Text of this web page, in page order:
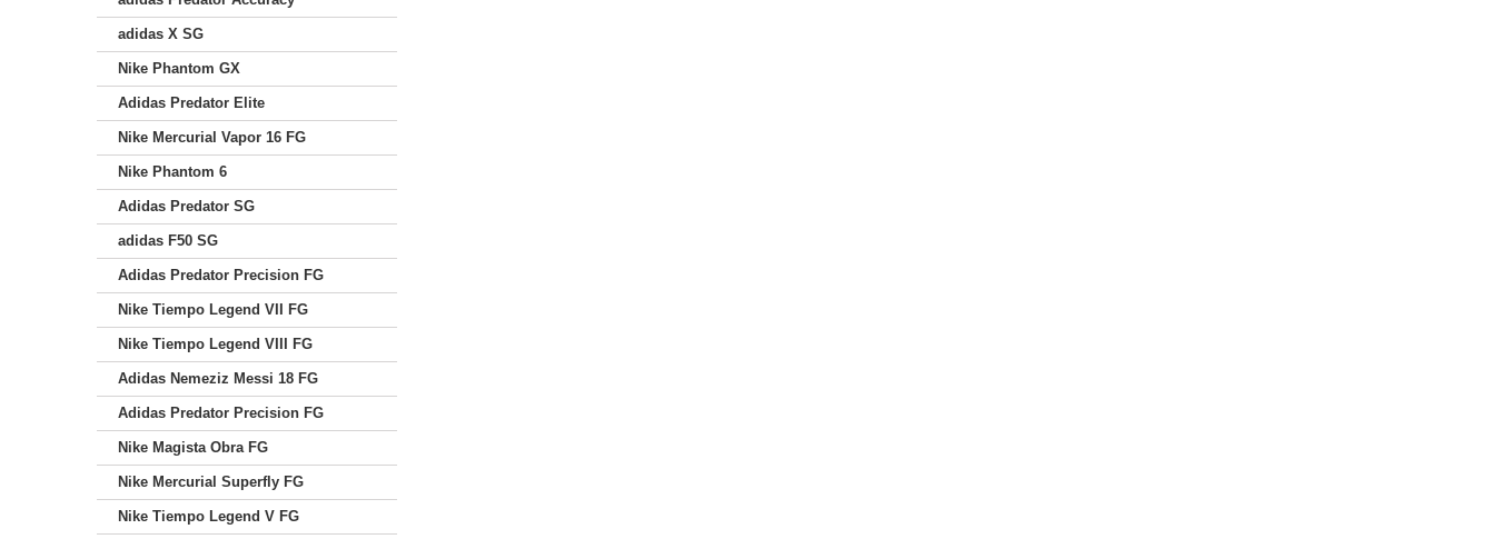
adidas X SG
Nike Phantom GX
Adidas Predator Elite
Nike Mercurial Vapor 16 FG
Nike Phantom 6
Adidas Predator SG
adidas F50 SG
Adidas Predator Precision FG
Nike Tiempo Legend VII FG
Nike Tiempo Legend VIII FG
Adidas Nemeziz Messi 18 FG
Adidas Predator Precision FG
Nike Magista Obra FG
Nike Mercurial Superfly FG
Nike Tiempo Legend V FG